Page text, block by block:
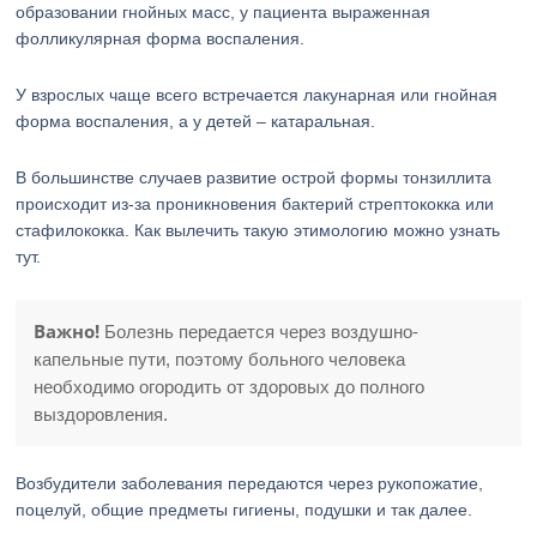
образовании гнойных масс, у пациента выраженная
фолликулярная форма воспаления.
У взрослых чаще всего встречается лакунарная или гнойная
форма воспаления, а у детей – катаральная.
В большинстве случаев развитие острой формы тонзиллита
происходит из-за проникновения бактерий стрептококка или
стафилококка. Как вылечить такую этимологию можно узнать
тут.
Важно! Болезнь передается через воздушно-
капельные пути, поэтому больного человека
необходимо огородить от здоровых до полного
выздоровления.
Возбудители заболевания передаются через рукопожатие,
поцелуй, общие предметы гигиены, подушки и так далее.